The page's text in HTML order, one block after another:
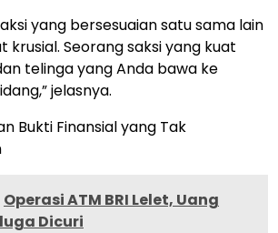
yang bersesuaian satu sama lain
krusial. Seorang saksi yang kuat
telinga yang Anda bawa ke
jelasnya.
Bukti Finansial yang Tak
Operasi ATM BRI Lelet, Uang
Dicuri